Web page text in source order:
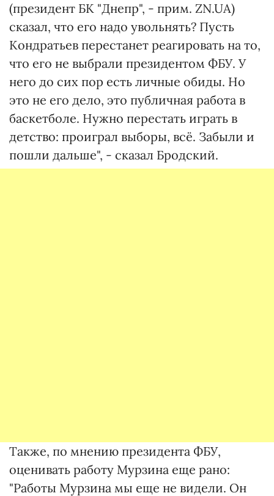
(президент БК "Днепр", - прим. ZN.UA)
сказал, что его надо увольнять? Пусть
Кондратьев перестанет реагировать на то,
что его не выбрали президентом ФБУ. У
него до сих пор есть личные обиды. Но
это не его дело, это публичная работа в
баскетболе. Нужно перестать играть в
детство: проиграл выборы, всё. Забыли и
пошли дальше", - сказал Бродский.
Также, по мнению президента ФБУ,
оценивать работу Мурзина еще рано:
"Работы Мурзина мы еще не видели. Он